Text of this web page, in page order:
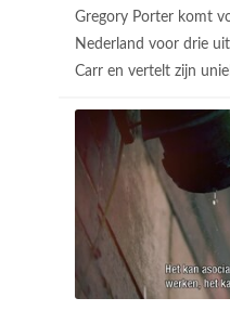
Gregory Porter komt
Nederland voor drie
Carr en vertelt zijn